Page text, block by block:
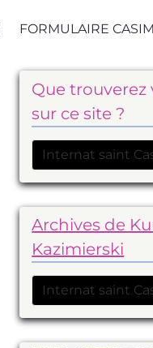
FORMULAIRE
Que trouverez
sur ce site ?
Archives de
Kazimierski